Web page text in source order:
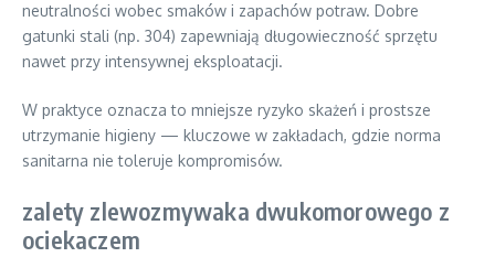
neutralności wobec smaków i zapachów potraw. Dobre
gatunki stali (np. 304) zapewniają długowieczność sprzętu
nawet przy intensywnej eksploatacji.
W praktyce oznacza to mniejsze ryzyko skażeń i prostsze
utrzymanie higieny — kluczowe w zakładach, gdzie norma
sanitarna nie toleruje kompromisów.
zalety zlewozmywaka dwukomorowego z
ociekaczem